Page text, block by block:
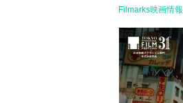
Filmarks映画情報